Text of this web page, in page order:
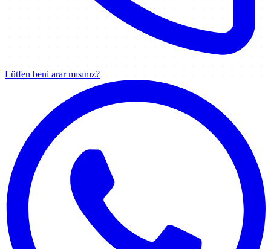
Lütfen beni arar mısınız?